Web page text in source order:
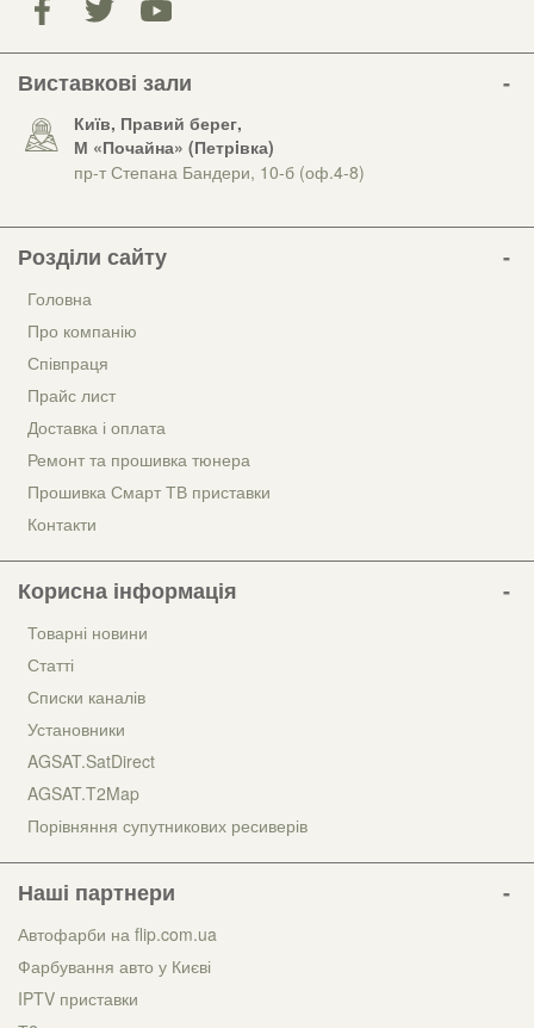
Виставкові зали
Київ, Правий берег,
М «Почайна» (Петрiвка)
пр-т Степана Бандери, 10-б (оф.4-8)
Розділи сайту
Головна
Про компанію
Співпраця
Прайс лист
Доставка і оплата
Ремонт та прошивка тюнера
Прошивка Смарт ТВ приставки
Контакти
Корисна інформація
Товарні новини
Статті
Списки каналів
Установники
AGSAT.SatDirect
AGSAT.T2Map
Порівняння супутникових ресиверів
Наші партнери
Автофарби на flip.com.ua
Фарбування авто у Києві
IPTV приставки